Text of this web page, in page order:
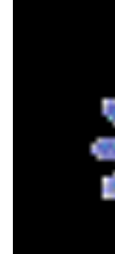
Um ativo
propriedades
comprar